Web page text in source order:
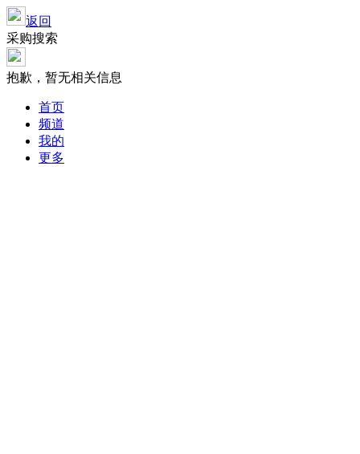
返回
采购搜索
抱歉，暂无相关信息
首页
频道
我的
更多